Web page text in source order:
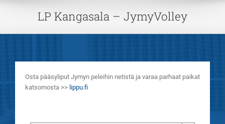
LP Kangasala – JymyVolley
Osta pääsyliput Jymyn peleihin netistä ja varaa parhaat paikat
katsomosta >> lippu.fi